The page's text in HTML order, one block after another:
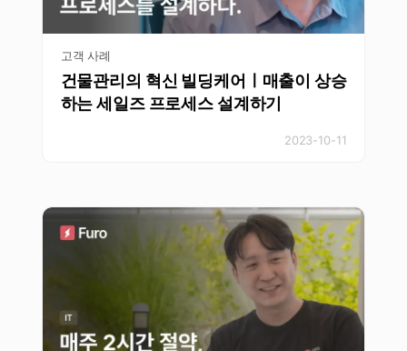
고객 사례
건물관리의 혁신 빌딩케어ㅣ매출이 상승
하는 세일즈 프로세스 설계하기
2023-10-11